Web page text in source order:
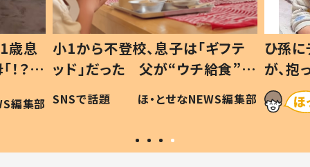
歳息
？」
編集部
小1から不登校、息子は「ギフテ
ッド」だった 父が“ウチ給食”を
作り続ける理由とは #令和の親
#令和の子
SNSで話題 ほ・とせなNEWS編集部
ひ孫
が、
「涙が
い」